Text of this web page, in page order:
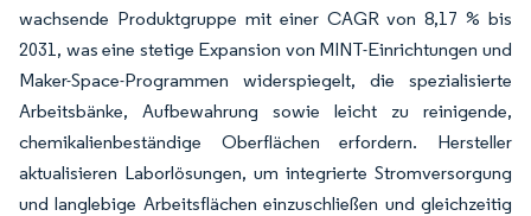
wachsende Produktgruppe mit einer CAGR von 8,17 % bis
2031, was eine stetige Expansion von MINT-Einrichtungen und
Maker-Space-Programmen widerspiegelt, die spezialisierte
Arbeitsbänke, Aufbewahrung sowie leicht zu reinigende,
chemikalienbeständige Oberflächen erfordern. Hersteller
aktualisieren Laborlösungen, um integrierte Stromversorgung
und langlebige Arbeitsflächen einzuschließen und gleichzeitig